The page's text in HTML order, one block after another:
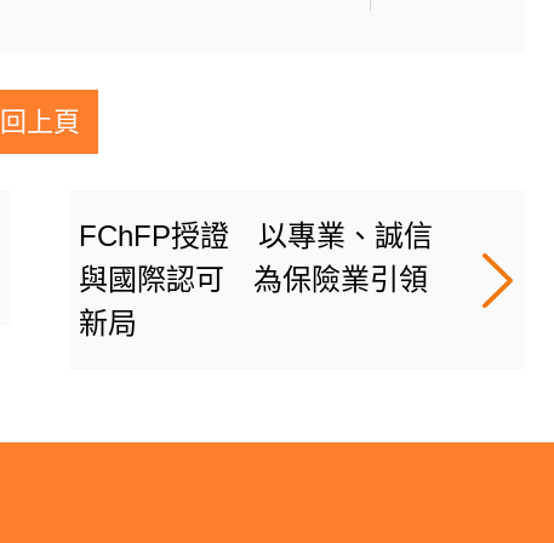
回上頁
FChFP授證 以專業、誠信
與國際認可 為保險業引領
新局